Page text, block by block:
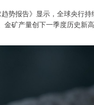
报告》显示，全球央行持
矿产量创下一季度历史新